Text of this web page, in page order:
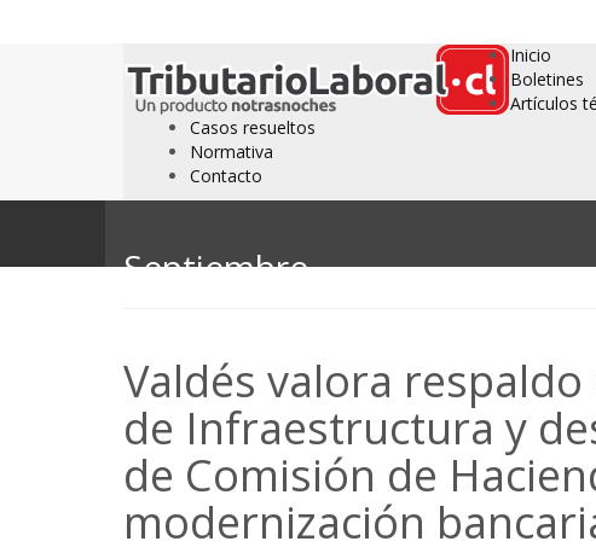
Inicio
Boletines
Artículos
Casos resueltos
Normativa
Contacto
Septiembre
Valdés valora
de Infraestructura y
de Comisión de
modernización